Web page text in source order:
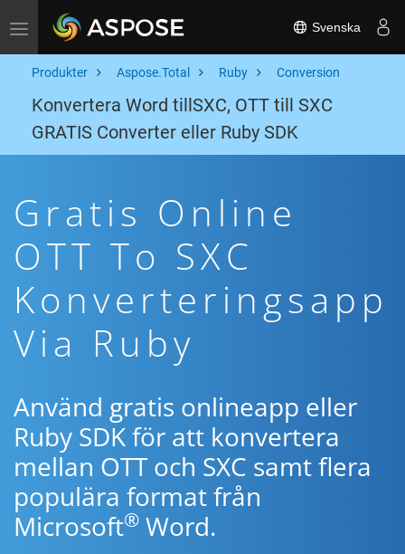
Toggle navigation Svenska
Produkter Aspose.Total Ruby Conversion
Konvertera Word tillSXC, OTT till SXC
GRATIS Converter eller Ruby SDK
Gratis Online
OTT To SXC
Konverteringsapp
Via Ruby
Använd gratis onlineapp eller
Ruby SDK för att konvertera
mellan OTT och SXC samt flera
populära format från
Microsoft® Word.